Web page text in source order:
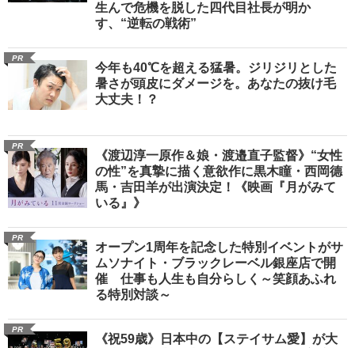
生んで危機を脱した四代目社長が明か
す、“逆転の戦術”
PR
今年も40℃を超える猛暑。ジリジリとした
暑さが頭皮にダメージを。あなたの抜け毛
大丈夫！？
PR
《渡辺淳一原作＆娘・渡邉直子監督》“女性
の性”を真摯に描く意欲作に黒木瞳・西岡德
馬・吉田羊が出演決定！《映画『月がみて
いる』》
PR
オープン1周年を記念した特別イベントがサ
ムソナイト・ブラックレーベル銀座店で開
催 仕事も人生も自分らしく～笑顔あふれ
る特別対談～
PR
《祝59歳》日本中の【ステイサム愛】が大